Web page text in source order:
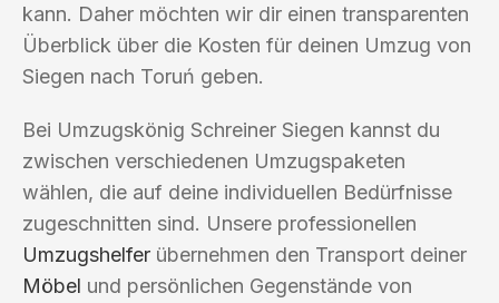
kann. Daher möchten wir dir einen transparenten
Überblick über die Kosten für deinen Umzug von
Siegen nach Toruń geben.
Bei Umzugskönig Schreiner Siegen kannst du
zwischen verschiedenen Umzugspaketen
wählen, die auf deine individuellen Bedürfnisse
zugeschnitten sind. Unsere professionellen
Umzugshelfer übernehmen den Transport deiner
Möbel und persönlichen Gegenstände von